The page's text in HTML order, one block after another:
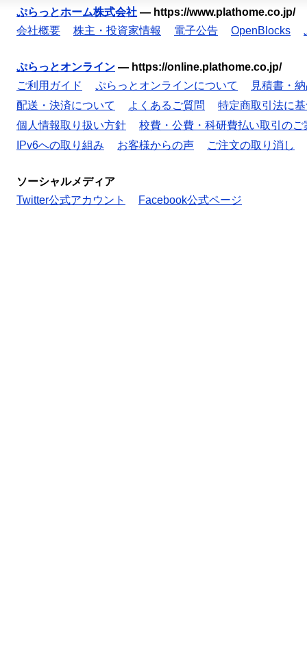
ぷらっとホーム株式会社 — https://www.plathome.co.jp/
会社概要
株主・投資家情報 電子公告 OpenBlocks
ぷらっとオンライン — https://online.plathome.co.jp/
ご利用ガイド
ぷらっとオンラインについて
見積書・
配送・決済について
よくあるご質問
特定商取引法に
個人情報取り扱い方針
校費・公費・科研費払い取引のご
IPv6への取り組み
お客様からの声 ご注文の取り消し
ソーシャルメディア
Twitter公式アカウント
Facebook公式ページ